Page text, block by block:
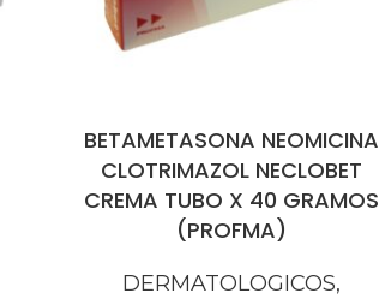
BETAMETASONA NEOMICINA
CLOTRIMAZOL NECLOBET
CREMA TUBO X 40 GRAMOS
(PROFMA)
DERMATOLOGICOS,